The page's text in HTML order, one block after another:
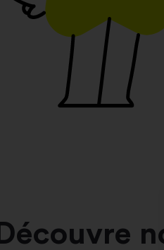
Découvre